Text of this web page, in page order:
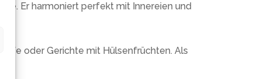
Er harmoniert perfekt mit Innereien und
oder Gerichte mit Hülsenfrüchten. Als